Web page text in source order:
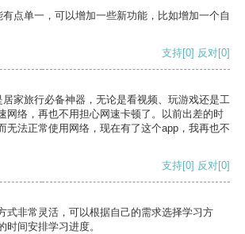
点单一，可以增加一些新功能，比如增加一个自
支持[0] 反对[0]
家旅行必备神器，无论是看视频、玩游戏还是工
网络，再也不用担心网速卡顿了。以前出差的时
无法正常使用网络，现在有了这个app，我再也不
支持[0] 反对[0]
式非常灵活，可以根据自己的需求选择学习方
时间安排学习进度。